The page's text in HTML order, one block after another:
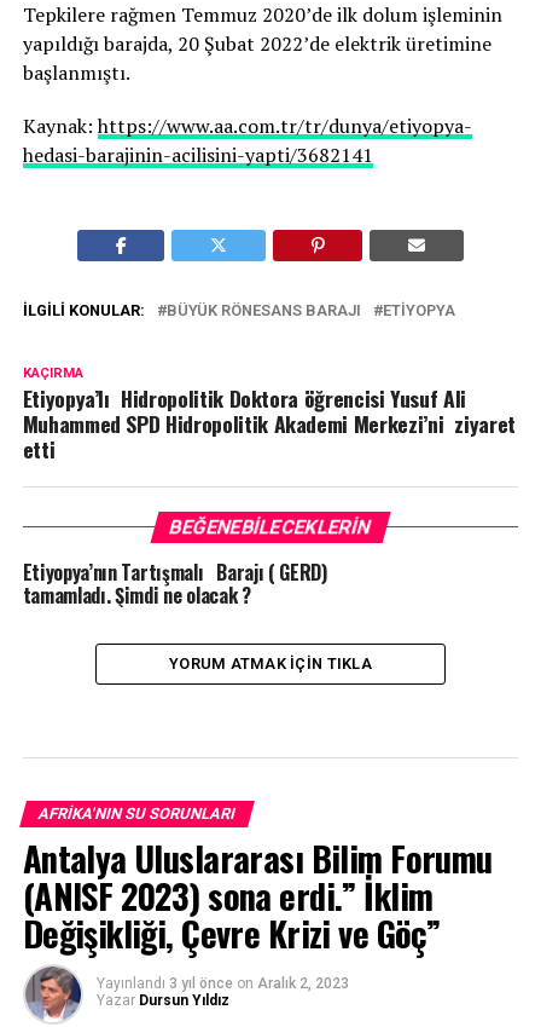
Tepkilere rağmen Temmuz 2020’de ilk dolum işleminin
yapıldığı barajda, 20 Şubat 2022’de elektrik üretimine
başlanmıştı.
Kaynak:https://www.aa.com.tr/tr/dunya/etiyopya-
hedasi-barajinin-acilisini-yapti/3682141
İLGILI KONULAR: BÜYÜK RÖNESANS BARAJI ETIYOPYA
KAÇIRMA
Etiyopya’lı Hidropolitik Doktora öğrencisi Yusuf Ali
Muhammed SPD Hidropolitik Akademi Merkezi’ni ziyaret
etti
BEĞENEBILECEKLERIN
Etiyopya’nın Tartışmalı Barajı ( GERD)
tamamladı. Şimdi ne olacak ?
YORUM ATMAK IÇIN TIKLA
AFRIKA'NIN SU SORUNLARI
Antalya Uluslararası Bilim Forumu
(ANISF 2023) sona erdi.” İklim
Değişikliği, Çevre Krizi ve Göç”
Yayınlandı 3 yıl önce on Aralık 2, 2023
Yazar Dursun Yıldız